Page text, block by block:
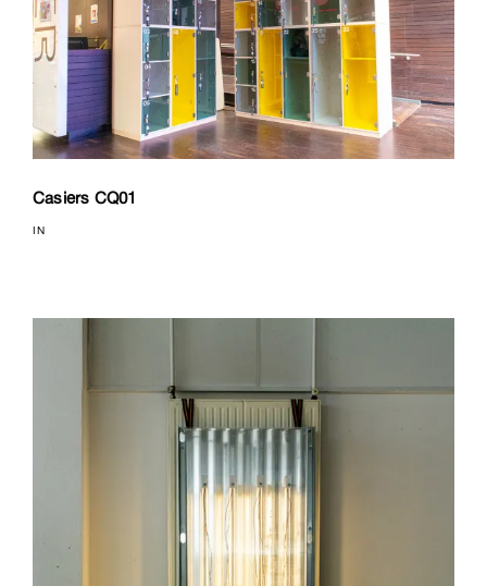
Casiers CQ01
IN